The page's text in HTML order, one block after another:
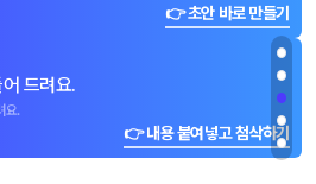
👉 초안 바로 만들기
드려요.
요.
👉 내용 붙여넣고 첨삭하기